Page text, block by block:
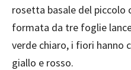
rosetta basale del piccolo
formata da tre foglie
verde chiaro, i fiori hanno
giallo e rosso.